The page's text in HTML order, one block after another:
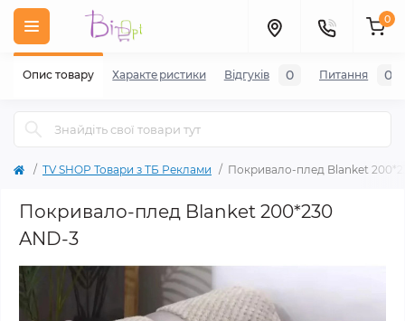
0
TV SHOP Товари з ТБ Реклами Покривало-плед Blanket
Покривало-плед Blanket 200*230
AND-3
Опис товару Характеристики Відгуків 0 Питання 0